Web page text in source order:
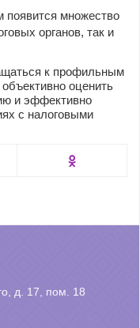
множество
органов, так и
к профильным
оценить
и эффективно
с налоговыми
д. 17, пом. 18